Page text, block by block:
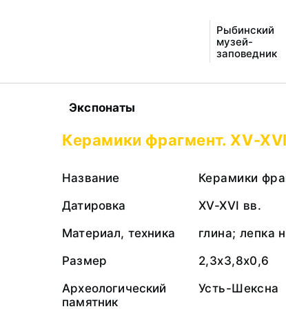
Рыбинский
музей-
заповедник
Экспонаты
Керамики фрагмент. XV-
Название
Керамики
Датировка
XV-XVI вв.
Материал, техника
глина; лепка
Размер
2,3х3,8х0,6
Археологический
памятник
Усть-Шексна